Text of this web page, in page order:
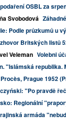
OSBL za
Svobodová
Podle průzkumů u
Britských listů
Veleman Volebni
"Islámská republika.
Prague 1952
"Po pravdě
Regionální
armáda